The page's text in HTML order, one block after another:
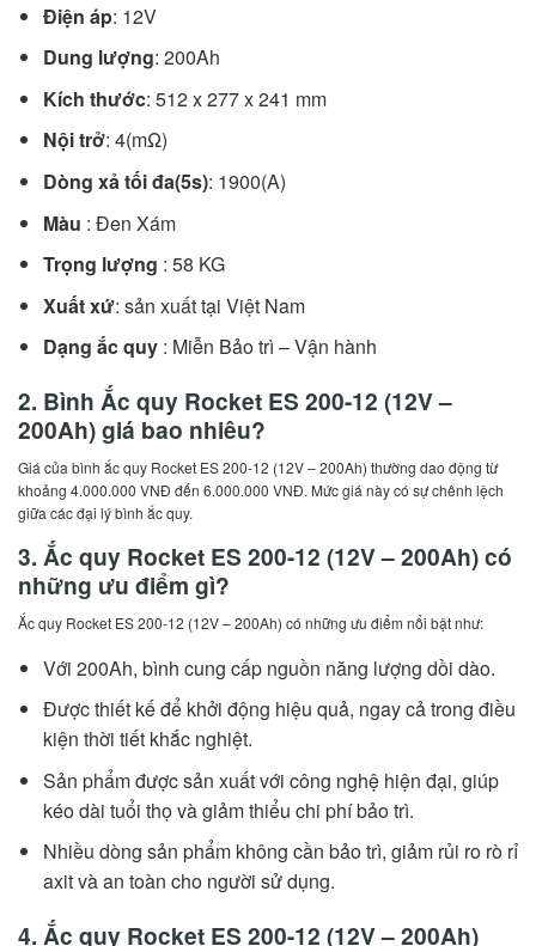
Điện áp: 12V
Dung lượng: 200Ah
Kích thước: 512 x 277 x 241 mm
Nội trở: 4(mΩ)
Dòng xả tối đa(5s): 1900(A)
Màu : Đen Xám
Trọng lượng : 58 KG
Xuất xứ: sản xuất tại Việt Nam
Dạng ắc quy: Miễn Bảo trì – Vận hành
2. Bình Ắc quy Rocket ES 200-12 (12V –
200Ah) giá bao nhiêu?
Giá của bình ắc quy Rocket ES 200-12 (12V – 200Ah) thường dao động từ
khoảng 4.000.000 VNĐ đến 6.000.000 VNĐ. Mức giá này có sự chênh lệch
giữa các đại lý bình ắc quy.
3. Ắc quy Rocket ES 200-12 (12V – 200Ah) có
những ưu điểm gì?
Ắc quy Rocket ES 200-12 (12V – 200Ah) có những ưu điểm nổi bật như:
Với 200Ah, bình cung cấp nguồn năng lượng dồi dào.
Được thiết kế để khởi động hiệu quả, ngay cả trong điều
kiện thời tiết khắc nghiệt.
Sản phẩm được sản xuất với công nghệ hiện đại, giúp
kéo dài tuổi thọ và giảm thiểu chi phí bảo trì.
Nhiều dòng sản phẩm không cần bảo trì, giảm rủi ro rò rỉ
axit và an toàn cho người sử dụng.
4. Ắc quy Rocket ES 200-12 (12V – 200Ah)